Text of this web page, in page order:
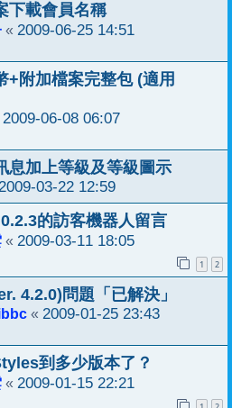
下載會員名稱
« 2009-06-25 14:51
+附加檔案完整包 (適用
2009-06-08 06:07
息加上等級及等級圖示
03-22 12:59
的訪客機器人留言
« 2009-03-11 18:05
1 2
4.2.0)問題「已解決」
« 2009-01-25 23:43
到多少版本了？
« 2009-01-15 22:21